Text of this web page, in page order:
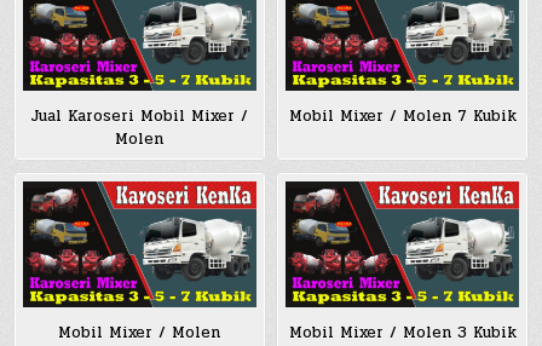
Jual Karoseri Mobil Mixer /
Molen
Mobil Mixer / Molen 7 Kubik
Mobil Mixer / Molen Mobil Mixer / Molen 3 Kubik